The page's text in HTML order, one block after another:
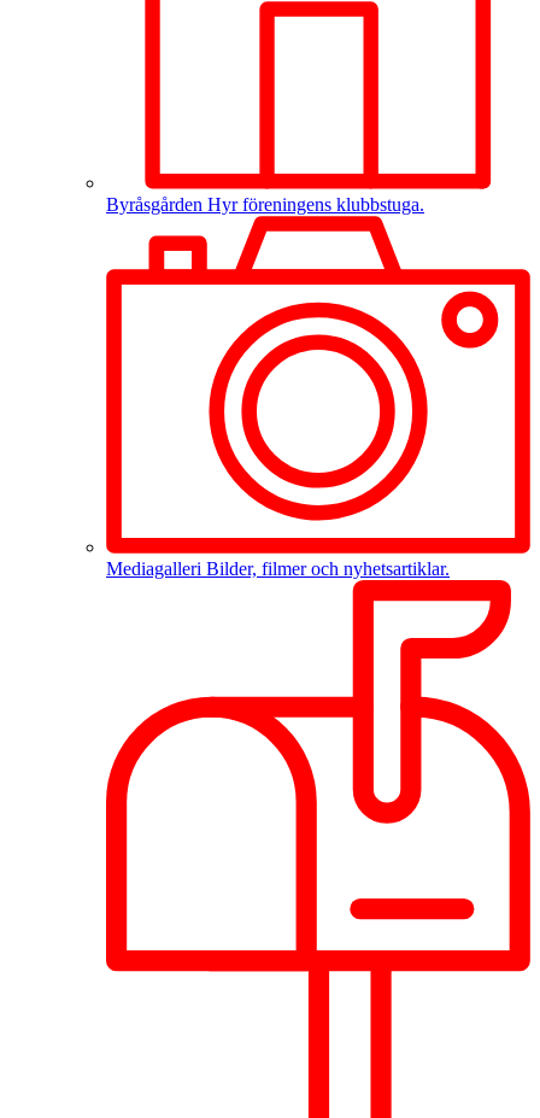
Byråsgården Hyr föreningens klubbstuga.
Mediagalleri Bilder, filmer och nyhetsartiklar.